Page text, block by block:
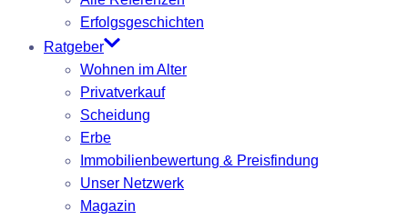
Erfolgsgeschichten
Ratgeber
Wohnen im Alter
Privatverkauf
Scheidung
Erbe
Immobilienbewertung & Preisfindung
Unser Netzwerk
Magazin